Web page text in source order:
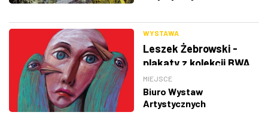
WYSTAWA
Leszek Żebrowski -
plakaty z kolekcji BWA
w Rzeszowie
MIEJSCE
Biuro Wystaw
Artystycznych